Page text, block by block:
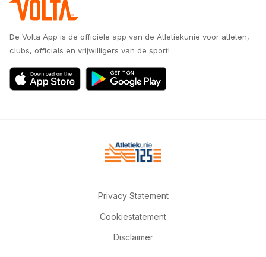
De Volta App is de officiële app van de Atletiekunie voor atleten,
clubs, officials en vrijwilligers van de sport!
Privacy Statement
Cookiestatement
Disclaimer